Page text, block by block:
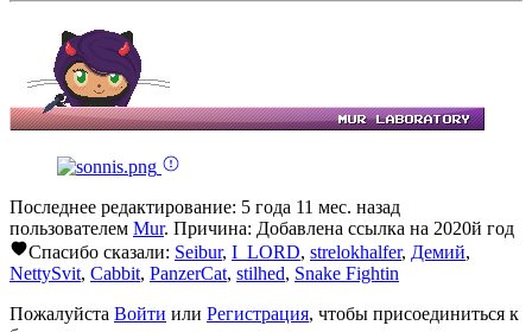
Последнее редактирование: 5 года 11 мес. назад
пользователем Mur. Причина: Добавлена ссылка на 2020й год
Спасибо сказали: Seibur, I_LORD, strelokhalfer, Демий,
NettySvit, Cabbit, PanzerCat, stilhed, Snake Fightin
Пожалуйста Войти или Регистрация, чтобы присоединиться к